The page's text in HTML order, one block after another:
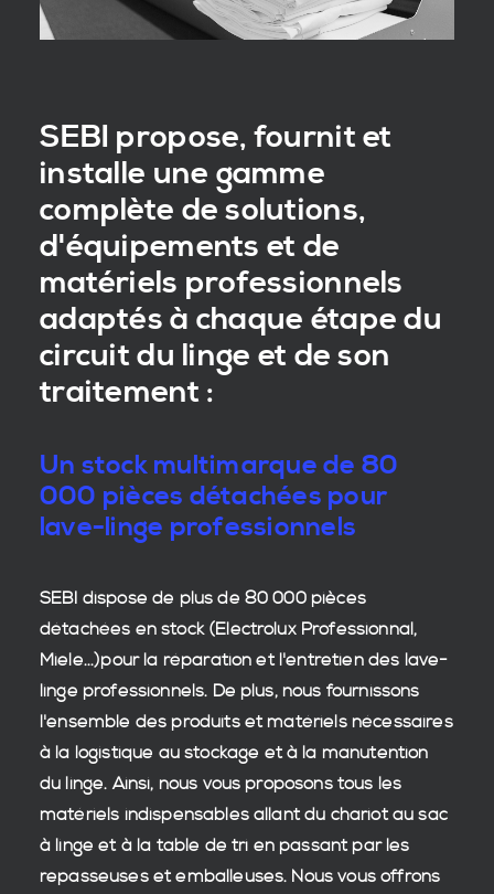
SEBI propose, fournit et
installe une gamme
complète de solutions,
d'équipements et de
matériels professionnels
adaptés à chaque étape du
circuit du linge et de son
traitement :
Un stock multimarque de 80
000 pièces détachées pour
lave-linge professionnels
SEBI dispose de plus de 80 000pièces
détachées en stock(Electrolux Professionnal,
Miele...)pour la réparation et l'entretien des lave-
linge professionnels. De plus, nous fournissons
l'ensemble des produits et matériels nécessaires
à la logistique au stockage et à la manutention
du linge. Ainsi, nous vous proposons tous les
matériels indispensables allant du chariot au sac
à linge et à la table de tri en passant par les
repasseuses et emballeuses. Nous vous offrons